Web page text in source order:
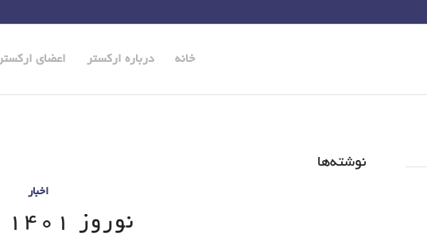
خانه درباره ارکستر اعضای ارکستر
نوشته‌ها
اخبار
نوروز 1401 مبارک